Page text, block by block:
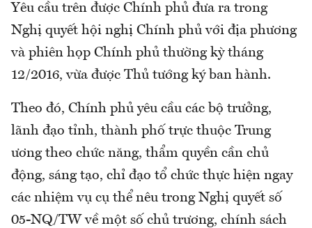
Yêu cầu trên được Chính phủ đưa ra trong
Nghị quyết hội nghị Chính phủ với địa phương
và phiên họp Chính phủ thường kỳ tháng
12/2016, vừa được Thủ tướng ký ban hành.
Theo đó, Chính phủ yêu cầu các bộ trưởng,
lãnh đạo tỉnh, thành phố trực thuộc Trung
ương theo chức năng, thẩm quyền cần chủ
động, sáng tạo, chỉ đạo tổ chức thực hiện ngay
các nhiệm vụ cụ thể nêu trong Nghị quyết số
05-NQ/TW về một số chủ trương, chính sách